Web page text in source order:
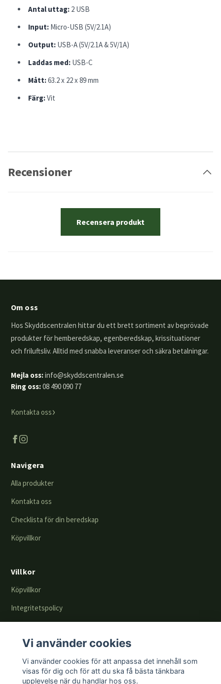
Antal uttag: 2 USB
Input: Micro-USB (5V/2.1A)
Output: USB-A (5V/2.1A & 5V/1A)
Laddas med: USB-C
Mått:63.2 x 22 x 89 mm
Färg:Vit
Recensioner
Recensera produkt
Om oss
Hos Skyddscentralen hittar du ett brett sortiment av beprövade
produkter för hemberedskap, egenberedskap, krissituationer
och friluftsliv. Alltid med snabba leveranser och säkra betalningar.
Mejla oss:info@skyddscentralen.se
Ring oss:08 490 090 77
Kontakta oss›
Navigera
Alla produkter
Kontakta oss
Checklista för din beredskap
Köpvillkor
Villkor
Köpvillkor
Integritetspolicy
En del av
Vi använder cookies
Vi använder cookies för att anpassa det innehåll som
visas för dig och för att du ska få bästa tänkbara
upplevelse när du handlar hos oss.